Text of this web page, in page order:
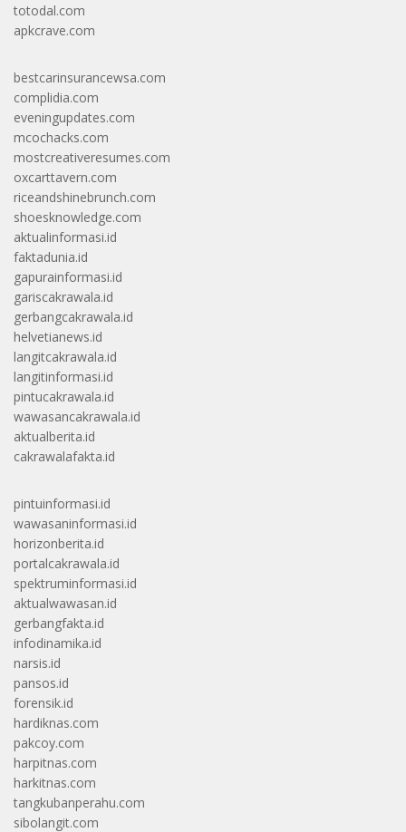
totodal.com
apkcrave.com
bestcarinsurancewsa.com
complidia.com
eveningupdates.com
mcochacks.com
mostcreativeresumes.com
oxcarttavern.com
riceandshinebrunch.com
shoesknowledge.com
aktualinformasi.id
faktadunia.id
gapurainformasi.id
gariscakrawala.id
gerbangcakrawala.id
helvetianews.id
langitcakrawala.id
langitinformasi.id
pintucakrawala.id
wawasancakrawala.id
aktualberita.id
cakrawalafakta.id
pintuinformasi.id
wawasaninformasi.id
horizonberita.id
portalcakrawala.id
spektruminformasi.id
aktualwawasan.id
gerbangfakta.id
infodinamika.id
narsis.id
pansos.id
forensik.id
hardiknas.com
pakcoy.com
harpitnas.com
harkitnas.com
tangkubanperahu.com
sibolangit.com